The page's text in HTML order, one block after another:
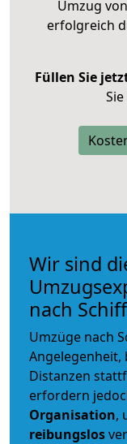
Umzug
erfolgreich
Füllen Sie
Wir sind
nach
Umzüge nach
Angelegenheit,
Distanzen
erfordern
Organisation,
reibungslos